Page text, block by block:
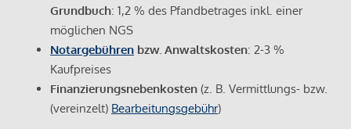
Grundbuch: 1,2 % des Pfandbetrages inkl. einer
möglichen NGS
Notargebühren bzw. Anwaltskosten: 2-3 %
Kaufpreises
Finanzierungsnebenkosten (z. B. Vermittlungs- bzw.
(vereinzelt) Bearbeitungsgebühr)